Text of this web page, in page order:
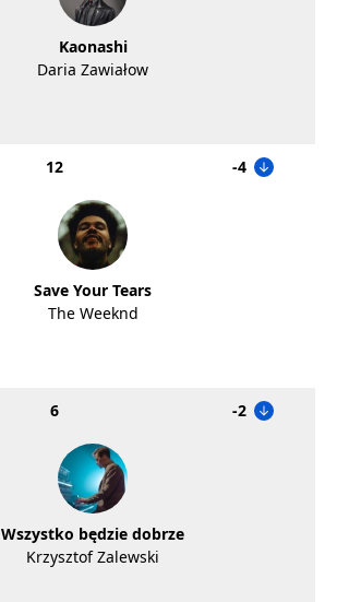
Kaonashi
Daria Zawiałow
12 -4
Save Your Tears
The Weeknd
6 -2
Wszystko będzie dobrze
Krzysztof Zalewski